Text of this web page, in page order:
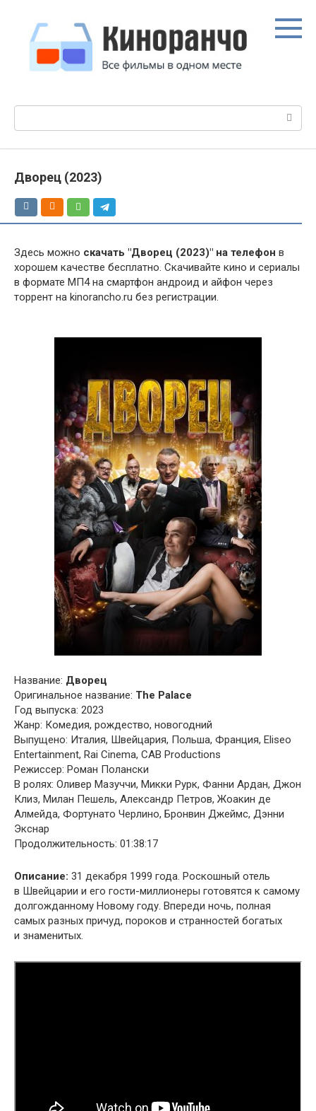
контенту
Дворец (2023)
Здесь можно скачать "Дворец (2023)" на телефон в
хорошем качестве бесплатно. Скачивайте кино и сериалы
в формате МП4 на смартфон андроид и айфон через
торрент на kinorancho.ru без регистрации.
Название: Дворец
Оригинальное название: The Palace
Год выпуска: 2023
Жанр: Комедия, рождество, новогодний
Выпущено: Италия, Швейцария, Польша, Франция, Eliseo
Entertainment, Rai Cinema, CAB Productions
Режиссер: Роман Полански
В ролях: Оливер Мазуччи, Микки Рурк, Фанни Ардан, Джон
Клиз, Милан Пешель, Александр Петров, Жоакин де
Алмейда, Фортунато Черлино, Бронвин Джеймс, Дэнни
Экснар
Продолжительность: 01:38:17
Описание: 31 декабря 1999 года. Роскошный отель
в Швейцарии и его гости-миллионеры готовятся к самому
долгожданному Новому году. Впереди ночь, полная
самых разных причуд, пороков и странностей богатых
и знаменитых.